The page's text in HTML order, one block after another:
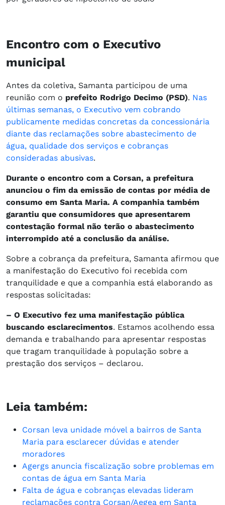
Encontro com o Executivo
municipal
Antes da coletiva, Samanta participou de uma
reunião com o prefeito Rodrigo Decimo (PSD). Nas
últimas semanas, o Executivo vem cobrando
publicamente medidas concretas da concessionária
diante das reclamações sobre abastecimento de
água, qualidade dos serviços e cobranças
consideradas abusivas.
Durante o encontro com a Corsan, a prefeitura
anunciou o fim da emissão de contas por média de
consumo em Santa Maria. A companhia também
garantiu que consumidores que apresentarem
contestação formal não terão o abastecimento
interrompido até a conclusão da análise.
Sobre a cobrança da prefeitura, Samanta afirmou que
a manifestação do Executivo foi recebida com
tranquilidade e que a companhia está elaborando as
respostas solicitadas:
– O Executivo fez uma manifestação pública
buscando esclarecimentos. Estamos acolhendo essa
demanda e trabalhando para apresentar respostas
que tragam tranquilidade à população sobre a
prestação dos serviços – declarou.
Leia também:
Corsan leva unidade móvel a bairros de Santa
Maria para esclarecer dúvidas e atender
moradores
Agergs anuncia fiscalização sobre problemas em
contas de água em Santa Maria
Falta de água e cobranças elevadas lideram
reclamações contra Corsan/Aegea em Santa